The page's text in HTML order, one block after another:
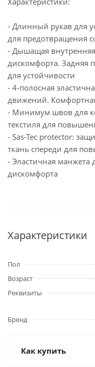
- Длинный рукав для
для предотвращения
- Дышащая
дискомфорта. Задняя
для устойчивости
- 4-полосная
движений.
- Минимум швов для
текстиля для
- Sas-Tec protector:
ткань спереди для
- Эластичная манжета
дискомфорта
Характеристики
Пол
Возраст
Реквизиты
Бренд
Как купить